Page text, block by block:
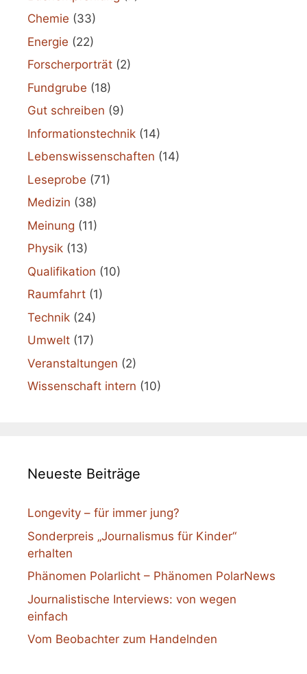
Chemie (33)
Energie (22)
Forscherporträt (2)
Fundgrube (18)
Gut schreiben (9)
Informationstechnik (14)
Lebenswissenschaften (14)
Leseprobe (71)
Medizin (38)
Meinung (11)
Physik (13)
Qualifikation (10)
Raumfahrt (1)
Technik (24)
Umwelt (17)
Veranstaltungen (2)
Wissenschaft intern (10)
Neueste Beiträge
Longevity – für immer jung?
Sonderpreis „Journalismus für Kinder“
erhalten
Phänomen Polarlicht – Phänomen PolarNews
Journalistische Interviews: von wegen
einfach
Vom Beobachter zum Handelnden